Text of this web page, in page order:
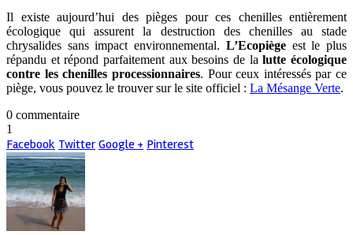
Il existe aujourd’hui des pièges pour ces chenilles entièrement
écologique qui assurent la destruction des chenilles au stade
chrysalides sans impact environnemental. L’Ecopiègeest le plus
répandu et répond parfaitement aux besoins de lalutte écologique
contre les chenilles processionnaires. Pour ceux intéressés par ce
piège, vous pouvez le trouver sur le site officiel : La Mésange Verte.
0 commentaire
1
Facebook Twitter Google + Pinterest